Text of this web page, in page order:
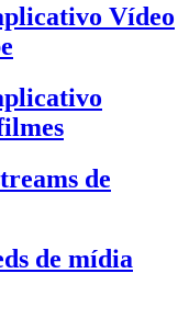
Vídeo
de
de mídia